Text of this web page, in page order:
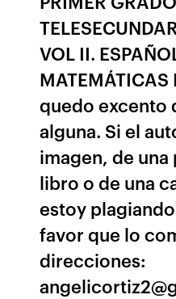
VOL II.
quedo excento
alguna. Si el
imagen, de una
libro o de una
estoy
favor que lo
direcciones: